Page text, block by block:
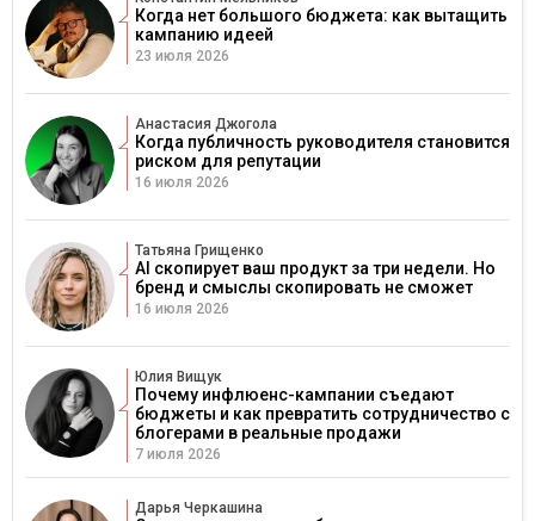
Когда нет большого бюджета: как вытащить
кампанию идеей
23 июля 2026
Анастасия Джогола
Когда публичность руководителя становится
риском для репутации
16 июля 2026
Татьяна Грищенко
AI скопирует ваш продукт за три недели. Но
бренд и смыслы скопировать не сможет
16 июля 2026
Юлия Вищук
Почему инфлюенс-кампании съедают
бюджеты и как превратить сотрудничество с
блогерами в реальные продажи
7 июля 2026
Дарья Черкашина